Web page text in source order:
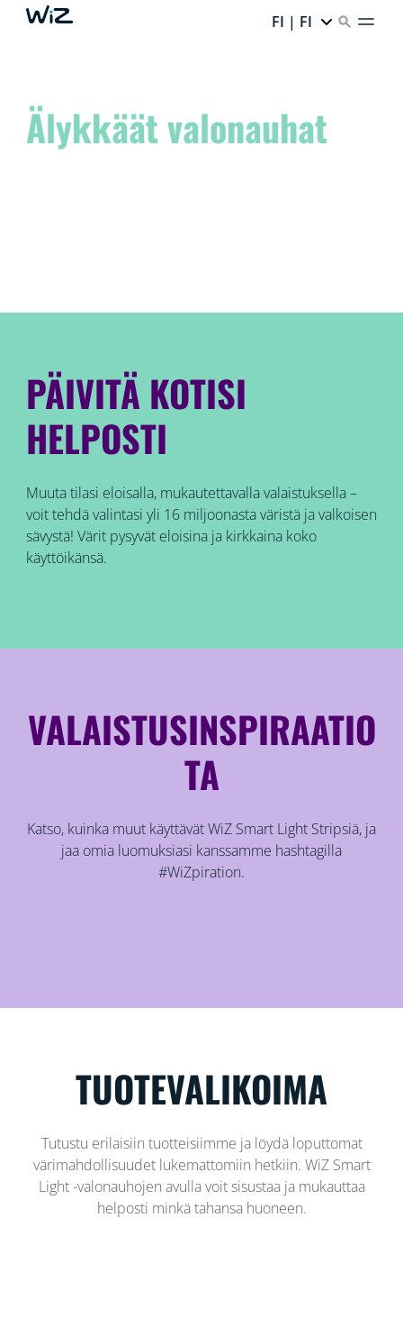
FI | FI
Älykkäät valonauhat
PÄIVITÄ KOTISI
HELPOSTI
Muuta tilasi eloisalla, mukautettavalla valaistuksella –
voit tehdä valintasi yli 16 miljoonasta väristä ja valkoisen
sävystä! Värit pysyvät eloisina ja kirkkaina koko
käyttöikänsä.
VALAISTUSINSPIRAATIO
TA
Katso, kuinka muut käyttävät WiZ Smart Light Stripsiä, ja
jaa omia luomuksiasi kanssamme hashtagilla
#WiZpiration.
TUOTEVALIKOIMA
Tutustu erilaisiin tuotteisiimme ja löydä loputtomat
värimahdollisuudet lukemattomiin hetkiin. WiZ Smart
Light -valonauhojen avulla voit sisustaa ja mukauttaa
helposti minkä tahansa huoneen.